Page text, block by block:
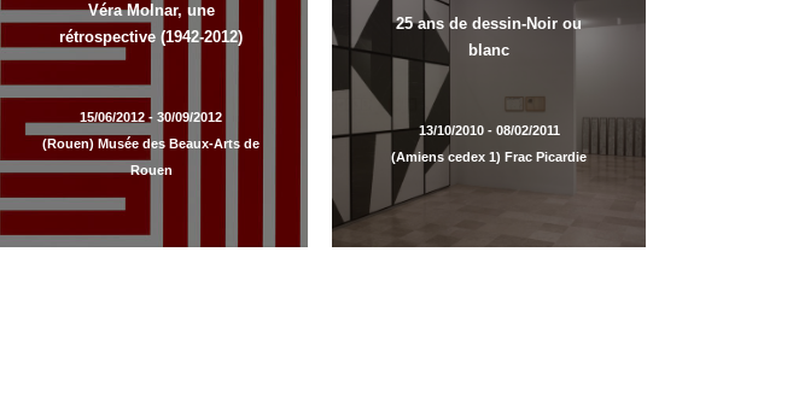
Véra Molnar, une
rétrospective (1942-2012)
15/06/2012 - 30/09/2012
(Rouen) Musée des Beaux-Arts de
Rouen
25 ans de dessin-Noir ou
blanc
13/10/2010 - 08/02/2011
(Amiens cedex 1) Frac Picardie